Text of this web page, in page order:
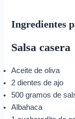
Ingredientes
Salsa casera
Aceite de oliva
2 dientes de ajo
500 gramos de
Albahaca